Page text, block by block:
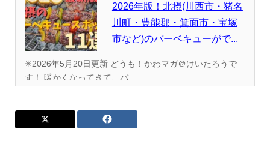
2026年版！北摂(川西市・猪名
川町・豊能郡・箕面市・宝塚
市など)のバーベキューがで...
✳︎2026年5月20日更新 どうも！かわマガ＠けいたろうで
す！ 暖かくなってきて、バ...